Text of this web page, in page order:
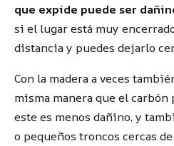
que expide puede ser
si el lugar está muy
distancia y puedes dejarlo
Con la madera a veces
misma manera que el carbón
este es menos dañino, y
o pequeños troncos cercas